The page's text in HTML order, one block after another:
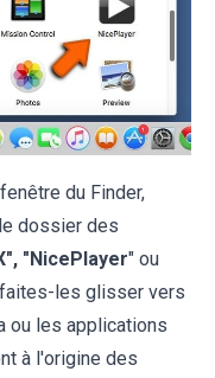
du Finder,
dossier des
"NicePlayer" ou
les glisser vers
ou les applications
à l'origine des